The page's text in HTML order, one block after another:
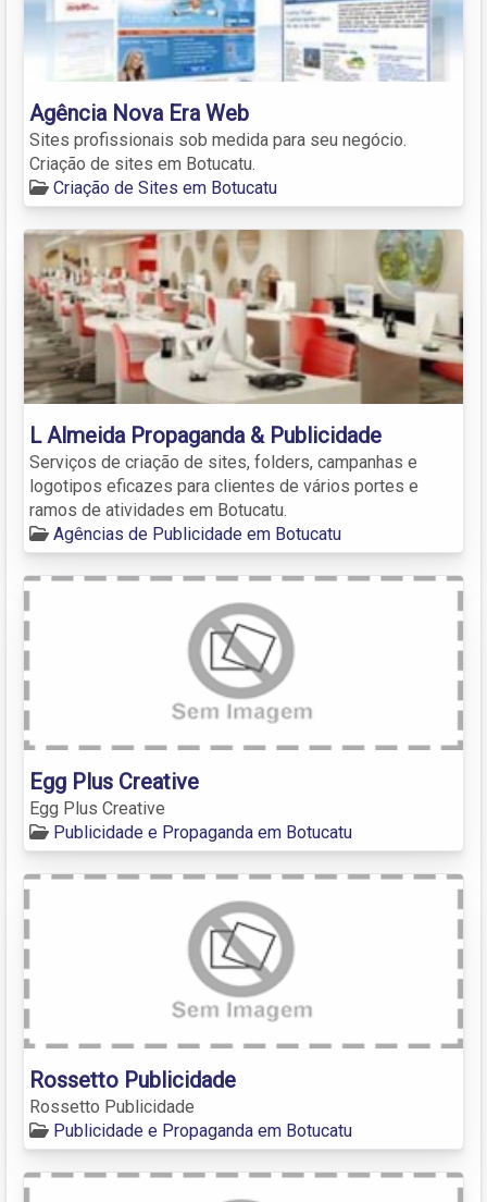
Agência Nova Era Web
Sites profissionais sob medida para seu negócio.
Criação de sites em Botucatu.
Criação de Sites em Botucatu
L Almeida Propaganda & Publicidade
Serviços de criação de sites, folders, campanhas e
logotipos eficazes para clientes de vários portes e
ramos de atividades em Botucatu.
Agências de Publicidade em Botucatu
Egg Plus Creative
Egg Plus Creative
Publicidade e Propaganda em Botucatu
Rossetto Publicidade
Rossetto Publicidade
Publicidade e Propaganda em Botucatu